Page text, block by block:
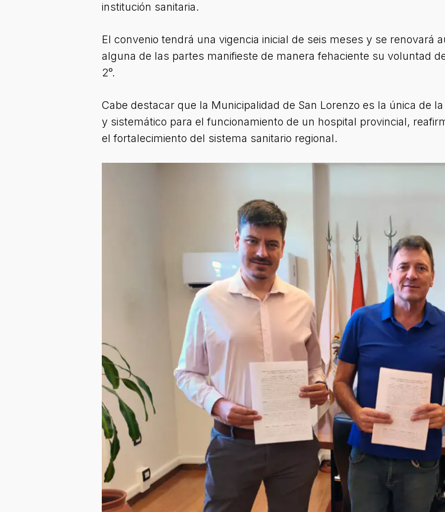
institución sanitaria.
El convenio tendrá una vigencia inicial de seis meses y se renovará
alguna de las partes manifieste de manera fehaciente su voluntad
2°.
Cabe destacar que la Municipalidad de San Lorenzo es la única de
y sistemático para el funcionamiento de un hospital provincial,
el fortalecimiento del sistema sanitario regional.